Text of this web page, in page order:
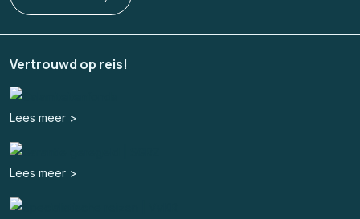
Vertrouwd op reis!
Lees meer >
Lees meer >